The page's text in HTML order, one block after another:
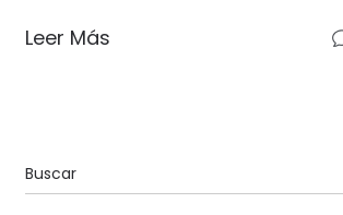
Leer Más